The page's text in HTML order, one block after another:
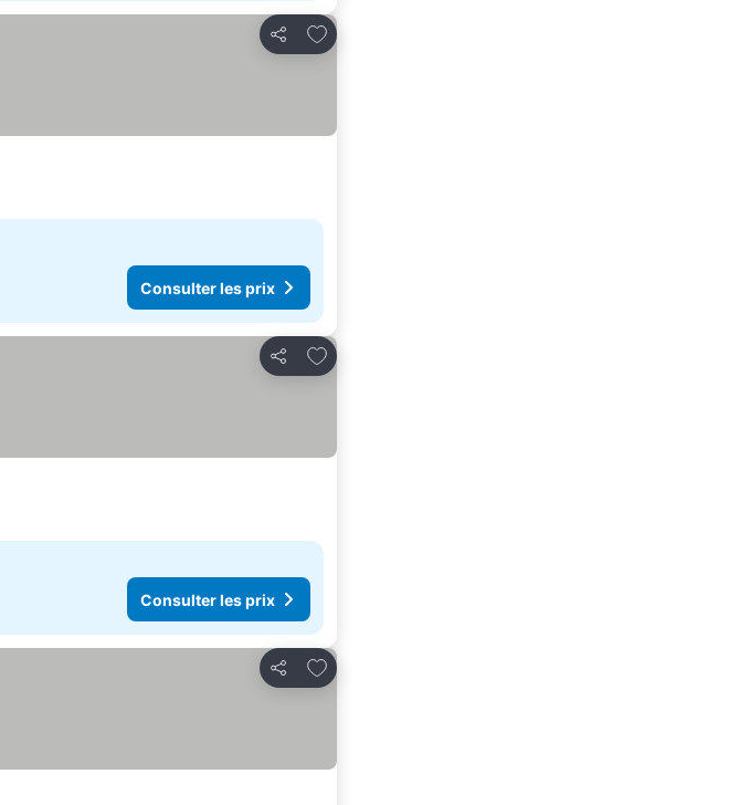
Partager
Ajouter à mes favoris
Consulter les prix
Partager
Ajouter à mes favoris
Consulter les prix
Partager
Ajouter à mes favoris